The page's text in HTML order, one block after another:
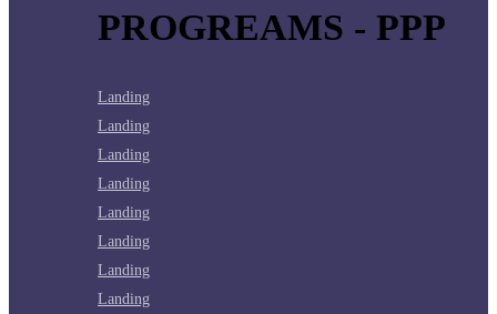
PROGREAMS - PPP
Landing
Landing
Landing
Landing
Landing
Landing
Landing
Landing